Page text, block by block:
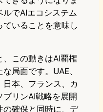
でAIエコシステム
いることを意味し
、この動きはAI覇権
局面です。UAE、
本、フランス、カ
リンAI戦略を展開
の確保と同時に、デ